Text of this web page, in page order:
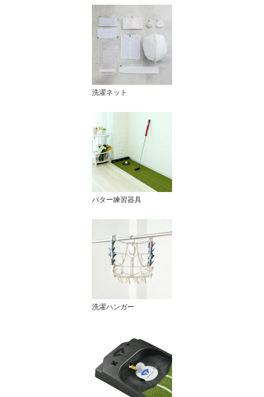
洗濯ネット
パター練習器具
洗濯ハンガー